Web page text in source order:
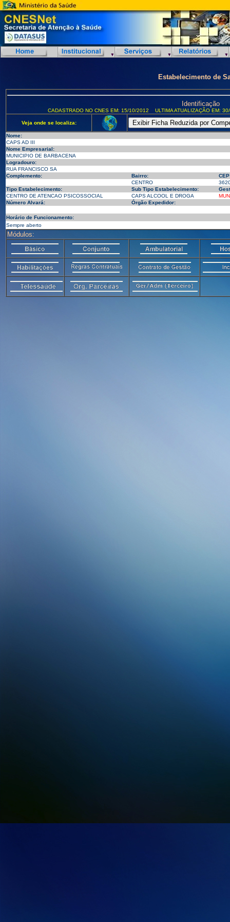
Estabelecimento de
Identificação
CADASTRADO NO CNES EM: 15/10/2012 ULTIMA ATUALIZAÇÃO EM:
Veja onde se localiza:
Nome:
CAPS AD III
Nome Empresarial:
MUNICIPIO DE BARBACENA
Logradouro:
RUA FRANCISCO SA
Complemento:
Bairro:
CENTRO
Tipo Estabelecimento:
Sub Tipo Estabelecimento:
CENTRO DE ATENCAO PSICOSSOCIAL
CAPS ALCOOL E DROGA
Número Alvará:
Órgão Expedidor:
Horário de Funcionamento:
Sempre aberto
Módulos: